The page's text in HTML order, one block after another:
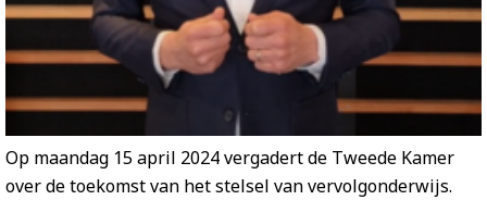
Op maandag 15 april 2024 vergadert de Tweede Kamer
over de toekomst van het stelsel van vervolgonderwijs.